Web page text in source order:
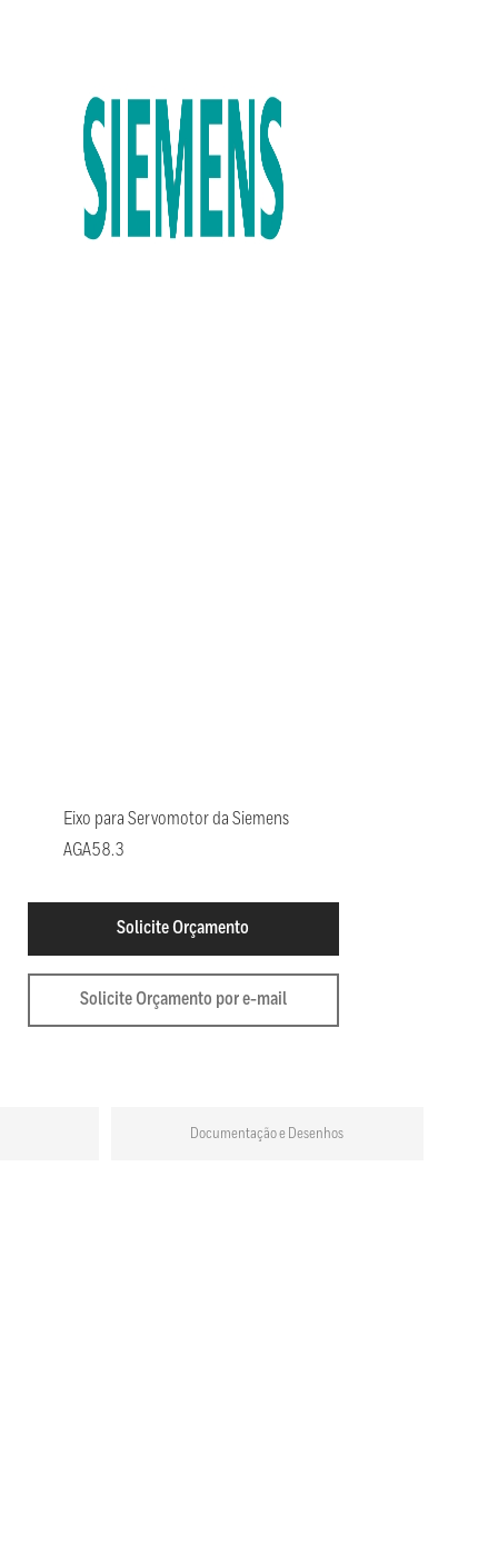
Eixo para Servomotor da Siemens
AGA58.3
Solicite Orçamento
Solicite Orçamento por e-mail
Documentação e Desenhos